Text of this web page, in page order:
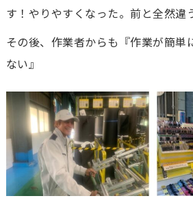
す！やりやすくなった。前と全然違
その後、作業者からも『作業が簡単
ない』